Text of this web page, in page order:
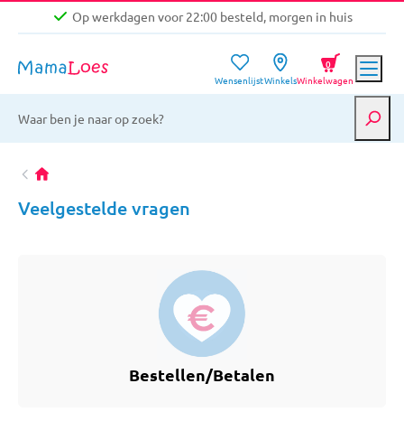
Op werkdagen voor 22:00 besteld, morgen in huis
Gratis verzending vanaf €39,-
Op werkdagen voor 22:00 besteld, morgen in huis
WensenlijstWinkelsWinkelwagen
0
Veelgestelde vragen
Bestellen/Betalen